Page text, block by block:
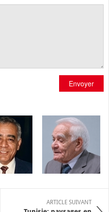
Envoyer
ARTICLE SUIVANT